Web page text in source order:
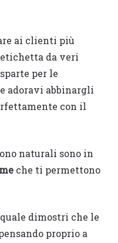
ai clienti più
da veri
per le
adoravi abbinargli
con il
naturali sono in
che ti permettono
dimostri che le
proprio a